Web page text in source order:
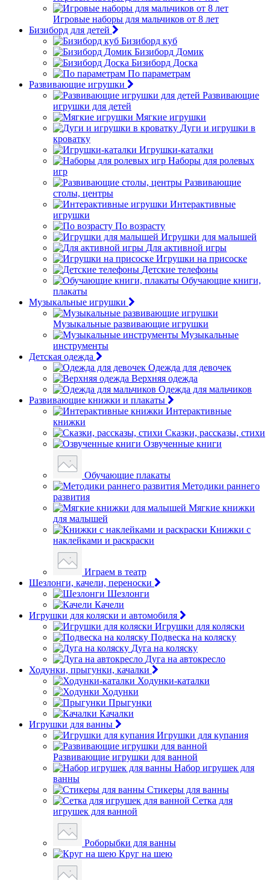
Игровые наборы для мальчиков от 8 лет
Бизиборд для детей
Бизиборд куб
Бизиборд Домик
Бизиборд Доска
По параметрам
Развивающие игрушки
Развивающие
игрушки для детей
Мягкие игрушки
Дуги и игрушки в
кроватку
Игрушки-каталки
Наборы для ролевых
игр
Развивающие
столы, центры
Интерактивные
игрушки
По возрасту
Игрушки для малышей
Для активной игры
Игрушки на присоске
Детские телефоны
Обучающие книги,
плакаты
Музыкальные игрушки
Музыкальные развивающие игрушки
Музыкальные
инструменты
Детская одежда
Одежда для девочек
Верхняя одежда
Одежда для мальчиков
Развивающие книжки и плакаты
Интерактивные
книжки
Сказки, рассказы, стихи
Озвученные книги
Обучающие плакаты
Методики раннего
развития
Мягкие книжки
для малышей
Книжки с
наклейками и раскраски
Играем в театр
Шезлонги, качели, переноски
Шезлонги
Качели
Игрушки для коляски и автомобиля
Игрушки для коляски
Подвеска на коляску
Дуга на коляску
Дуга на автокресло
Ходунки, прыгунки, качалки
Ходунки-каталки
Ходунки
Прыгунки
Качалки
Игрушки для ванны
Игрушки для купания
Развивающие игрушки для ванной
Набор игрушек для
ванны
Стикеры для ванны
Сетка для
игрушек для ванной
Роборыбки для ванны
Круг на шею